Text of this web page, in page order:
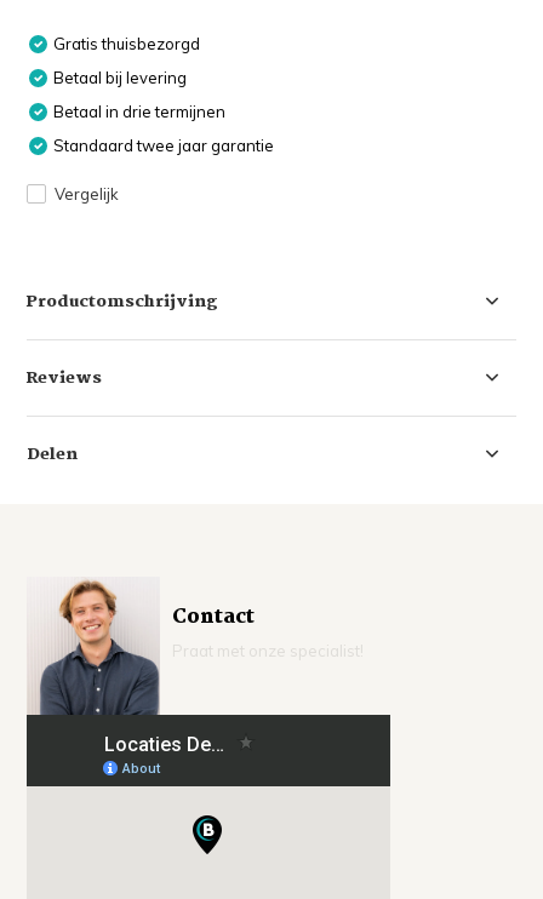
Gratis thuisbezorgd
Betaal bij levering
Betaal in drie termijnen
Standaard twee jaar garantie
Vergelijk
Productomschrijving
Reviews
Delen
Contact
Praat met onze specialist!